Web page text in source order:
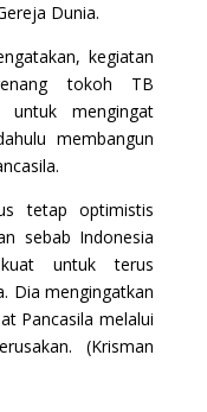
Dunia.
kegiatan
tokoh TB
untuk mengingat
membangun
tetap optimistis
sebab Indonesia
untuk terus
Dia mengingatkan
Pancasila melalui
(Krisman